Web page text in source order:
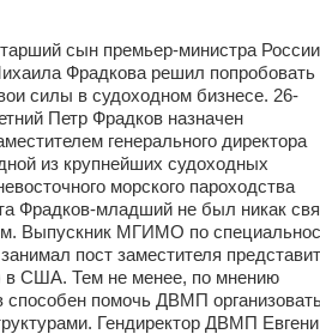
сын премьер-министра России
Фрадкова решил попробовать
силы в судоходном бизнесе. 26-
Петр Фрадков назначен
генерального директора
из крупнейших судоходных
морского пароходства
Фрадков-младший не был никак
Выпускник МГИМО по
пост заместителя
США. Тем не менее, по мнению
способен помочь ДВМП
Гендиректор ДВМП